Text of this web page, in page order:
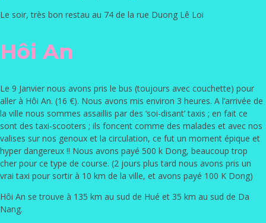
Le soir, très bon restau au 74 de la rue Duong Lê Loi
Hôi An
Le 9 Janvier nous avons pris le bus (toujours avec couchette) pour
aller à Hôi An. (16 €). Nous avons mis environ 3 heures. A l’arrivée de
la ville nous sommes assaillis par des ‘soi-disant’ taxis ; en fait ce
sont des taxi-scooters ; ils foncent comme des malades et avec nos
valises sur nos genoux et la circulation, ce fut un moment épique et
hyper dangereux !! Nous avons payé 500 k Dong, beaucoup trop
cher pour ce type de course. (2 jours plus tard nous avons pris un
vrai taxi pour sortir à 10 km de la ville, et avons payé 100 K Dong)
Hôi An se trouve à 135 km au sud de Hué et 35 km au sud de Da
Nang.